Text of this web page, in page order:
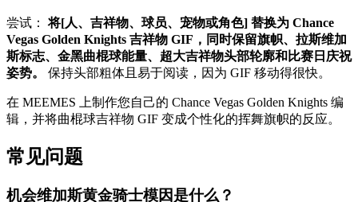
尝试：将[人、吉祥物、球员、宠物或角色] 替换为 Chance
Vegas Golden Knights 吉祥物 GIF，同时保留旗帜、拉斯维加
斯标志、金黑曲棍球能量、超大吉祥物头部轮廓和比赛日庆祝
姿势。
保持头部粗体且易于阅读，因为 GIF 移动得很快。
在 MEEMES 上制作您自己的 Chance Vegas Golden Knights 编
辑，并将曲棍球吉祥物 GIF 变成个性化的挥舞旗帜的反应。
常见问题
机会维加斯黄金骑士模因是什么？